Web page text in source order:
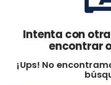
Intenta con
encontrar
¡Ups! No